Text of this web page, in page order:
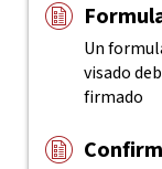
Un
visado
firmado